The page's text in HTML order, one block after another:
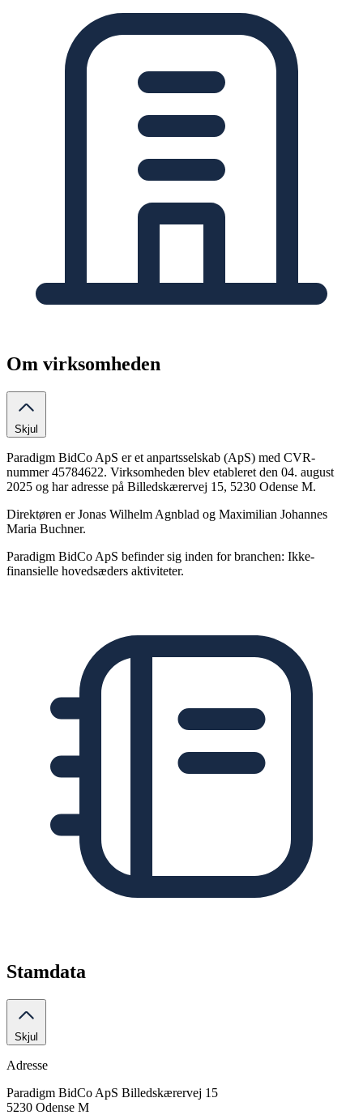
Om virksomheden
Skjul
Paradigm BidCo ApS er et anpartsselskab (ApS) med CVR-
nummer 45784622. Virksomheden blev etableret den 04. august
2025 og har adresse på Billedskærervej 15, 5230 Odense M.
Direktøren er Jonas Wilhelm Agnblad og Maximilian Johannes
Maria Buchner.
Paradigm BidCo ApS befinder sig inden for branchen: Ikke-
finansielle hovedsæders aktiviteter.
Stamdata
Skjul
Adresse
Paradigm BidCo ApS Billedskærervej 15
5230 Odense M